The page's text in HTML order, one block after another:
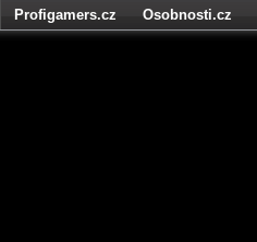
Profigamers.cz Osobnosti.cz